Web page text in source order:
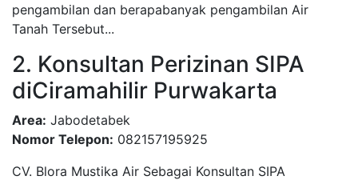
pengambilan dan berapabanyak pengambilan Air
Tanah Tersebut...
2. Konsultan Perizinan SIPA
diCiramahilir Purwakarta
Area: Jabodetabek
Nomor Telepon: 082157195925
CV. Blora Mustika Air Sebagai Konsultan SIPA